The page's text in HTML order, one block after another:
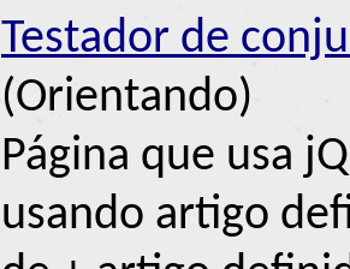
Testador de
(Orientando)
Página que usa
usando artigo